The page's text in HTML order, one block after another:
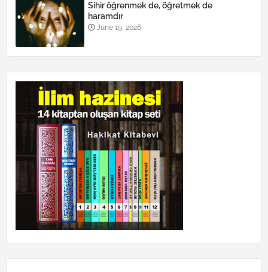
Sihir öğrenmek de, öğretmek de
haramdır
June 19, 2026